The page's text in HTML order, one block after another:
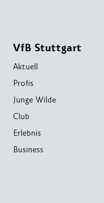
VfB Stuttgart
Aktuell
Profis
Junge Wilde
Club
Erlebnis
Business